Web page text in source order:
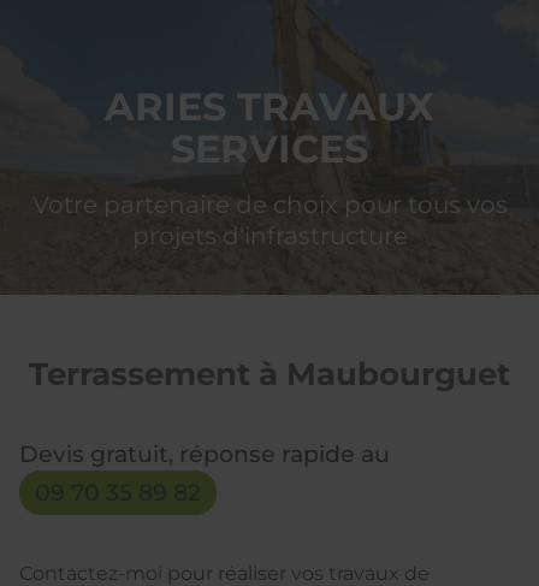
ARIES TRAVAUX
SERVICES
Votre partenaire de choix pour tous vos
projets d'infrastructure
Terrassement à Maubourguet
Devis gratuit, réponse rapide au
Contactez-moi pour réaliser vos travaux de